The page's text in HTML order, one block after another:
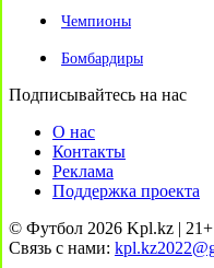
Чемпионы
Бомбардиры
Подписывайтесь на нас
О нас
Контакты
Реклама
Поддержка проекта
© Футбол 2026 Kpl.kz | 21+
Связь с нами: